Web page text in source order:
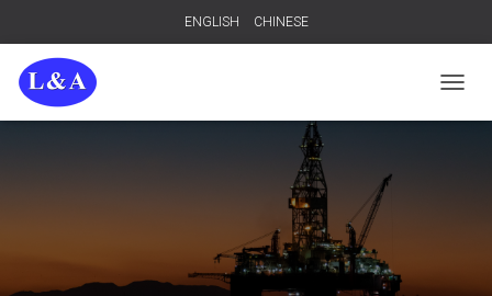
ENGLISH CHINESE